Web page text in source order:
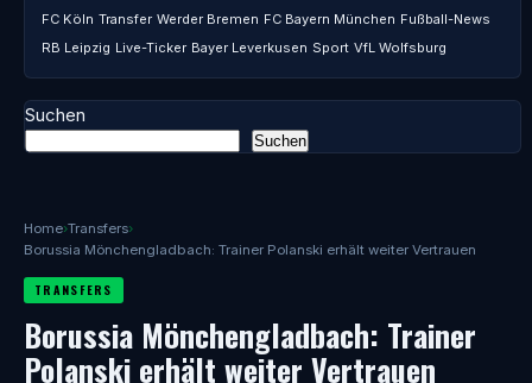
Home›Transfers›
Borussia Mönchengladbach: Trainer Polanski erhält weiter Vertrauen
TRANSFERS
Borussia Mönchengladbach: Trainer
Polanski erhält weiter Vertrauen
FC Köln Transfer Werder Bremen FC Bayern München Fußball-News
RB Leipzig Live-Ticker Bayer Leverkusen Sport VfL Wolfsburg
Suchen
Suchen